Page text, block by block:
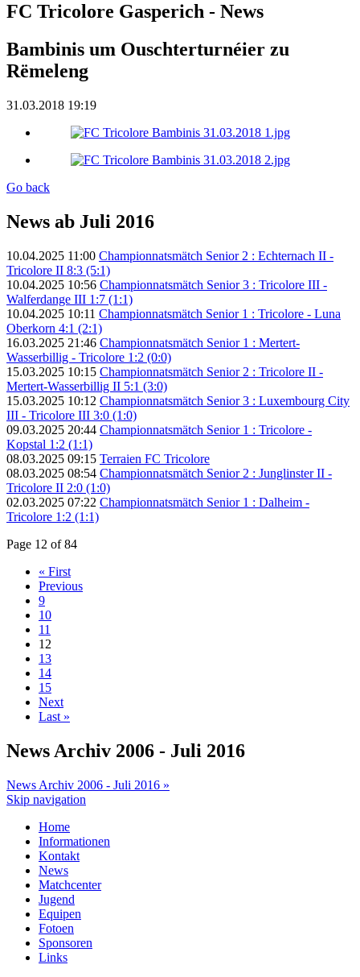
FC Tricolore Gasperich - News
Bambinis um Ouschterturnéier zu
Rëmeleng
31.03.2018 19:19
Go back
News ab Juli 2016
10.04.2025 11:00 Championnatsmätch Senior 2 : Echternach II -
Tricolore II 8:3 (5:1)
10.04.2025 10:56 Championnatsmätch Senior 3 : Tricolore III -
Walferdange III 1:7 (1:1)
10.04.2025 10:11 Championnatsmätch Senior 1 : Tricolore - Luna
Oberkorn 4:1 (2:1)
16.03.2025 21:46 Championnatsmätch Senior 1 : Mertert-
Wasserbillig - Tricolore 1:2 (0:0)
15.03.2025 10:15 Championnatsmätch Senior 2 : Tricolore II -
Mertert-Wasserbillig II 5:1 (3:0)
15.03.2025 10:12 Championnatsmätch Senior 3 : Luxembourg City
III - Tricolore III 3:0 (1:0)
09.03.2025 20:44 Championnatsmätch Senior 1 : Tricolore -
Kopstal 1:2 (1:1)
08.03.2025 09:15 Terraien FC Tricolore
08.03.2025 08:54 Championnatsmätch Senior 2 : Junglinster II -
Tricolore II 2:0 (1:0)
02.03.2025 07:22 Championnatsmätch Senior 1 : Dalheim -
Tricolore 1:2 (1:1)
Page 12 of 84
« First
Previous
9
10
11
12
13
14
15
Next
Last »
News Archiv 2006 - Juli 2016
News Archiv 2006 - Juli 2016 »
Skip navigation
Home
Informationen
Kontakt
News
Matchcenter
Jugend
Equipen
Fotoen
Sponsoren
Links